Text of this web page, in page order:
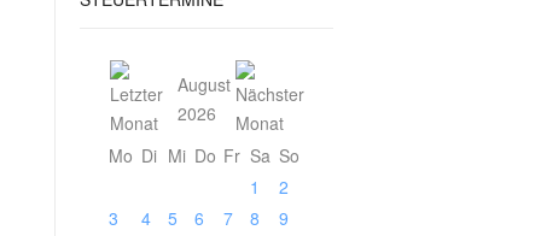
August
2026
Mo Di Mi Do Fr Sa So
1
2
3
4 5 6 7 8
9